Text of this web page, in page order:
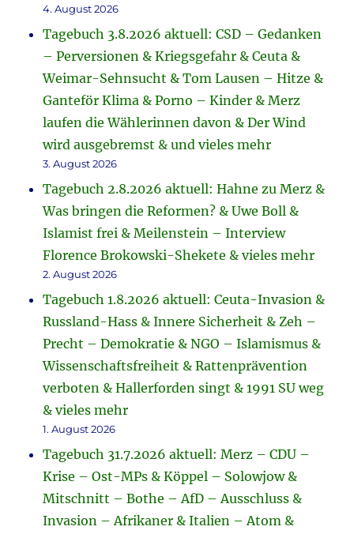
4. August 2026
Tagebuch 3.8.2026 aktuell: CSD – Gedanken
– Perversionen & Kriegsgefahr & Ceuta &
Weimar-Sehnsucht & Tom Lausen – Hitze &
Ganteför Klima & Porno – Kinder & Merz
laufen die Wählerinnen davon & Der Wind
wird ausgebremst & und vieles mehr
3. August 2026
Tagebuch 2.8.2026 aktuell: Hahne zu Merz &
Was bringen die Reformen? & Uwe Boll &
Islamist frei & Meilenstein – Interview
Florence Brokowski-Shekete & vieles mehr
2. August 2026
Tagebuch 1.8.2026 aktuell: Ceuta-Invasion &
Russland-Hass & Innere Sicherheit & Zeh –
Precht – Demokratie & NGO – Islamismus &
Wissenschaftsfreiheit & Rattenprävention
verboten & Hallerforden singt & 1991 SU weg
& vieles mehr
1. August 2026
Tagebuch 31.7.2026 aktuell: Merz – CDU –
Krise – Ost-MPs & Köppel – Solowjow &
Mitschnitt – Bothe – AfD – Ausschluss &
Invasion – Afrikaner & Italien – Atom &